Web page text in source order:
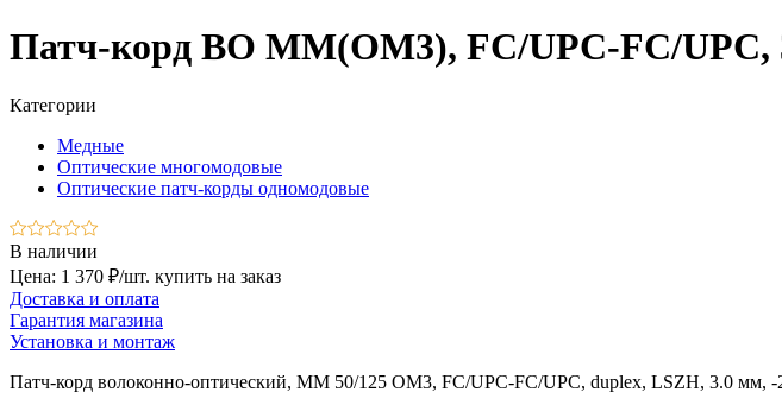
Патч-корд ВО MM(OM3), FC/UPC-FC/UPC,
Категории
Медные
Оптические многомодовые
Оптические патч-корды одномодовые
В наличии
Цена: 1 370 ₽/шт. купить на заказ
Доставка и оплата
Гарантия магазина
Установка и монтаж
Патч-корд волоконно-оптический, MM 50/125 OM3, FC/UPC-FC/UPC, duplex, LSZH, 3.0 мм, -